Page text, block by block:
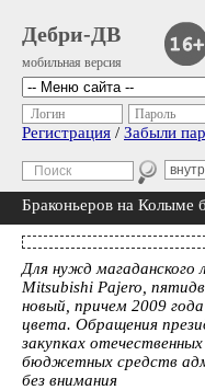
Дебри-ДВ
мобильная версия
Логин Пароль
Регистрация / Забыли
Браконьеров на Колыме
Для нужд магаданского
Mitsubishi Pajero,
новый, причем 2009
цвета. Обращения
закупках
бюджетных средств
без внимания